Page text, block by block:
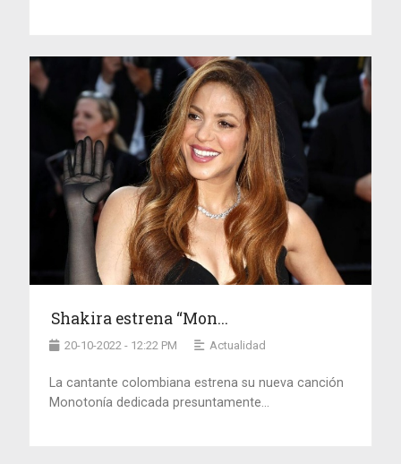
Shakira estrena “Mon...
20-10-2022 - 12:22 PM Actualidad
La cantante colombiana estrena su nueva canción
Monotonía dedicada presuntamente...